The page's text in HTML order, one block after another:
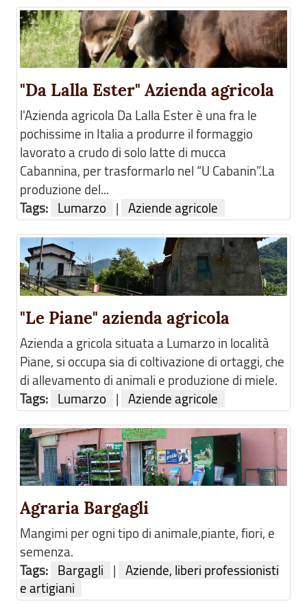
"Da Lalla Ester" Azienda agricola
l'Azienda agricola Da Lalla Ester è una fra le
pochissime in Italia a produrre il formaggio
lavorato a crudo di solo latte di mucca
Cabannina, per trasformarlo nel “U Cabanin”.La
produzione del...
Tags: Lumarzo | Aziende agricole
"Le Piane" azienda agricola
Azienda a gricola situata a Lumarzo in località
Piane, si occupa sia di coltivazione di ortaggi, che
di allevamento di animali e produzione di miele.
Tags: Lumarzo | Aziende agricole
Agraria Bargagli
Mangimi per ogni tipo di animale,piante, fiori, e
semenza.
Tags: Bargagli | Aziende, liberi professionisti
e artigiani